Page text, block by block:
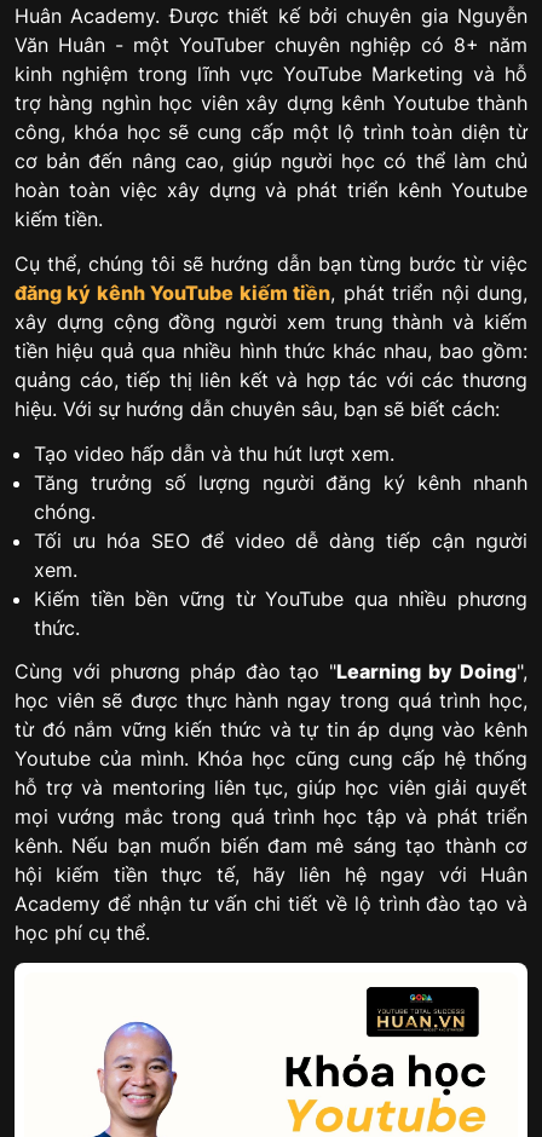
Huân Academy. Được thiết kế bởi chuyên gia Nguyễn
Văn Huân - một YouTuber chuyên nghiệp có 8+ năm
kinh nghiệm trong lĩnh vực YouTube Marketing và hỗ
trợ hàng nghìn học viên xây dựng kênh Youtube thành
công, khóa học sẽ cung cấp một lộ trình toàn diện từ
cơ bản đến nâng cao, giúp người học có thể làm chủ
hoàn toàn việc xây dựng và phát triển kênh Youtube
kiếm tiền.
Cụ thể, chúng tôi sẽ hướng dẫn bạn từng bước từ việc
đăng ký kênh YouTube kiếm tiền, phát triển nội dung,
xây dựng cộng đồng người xem trung thành và kiếm
tiền hiệu quả qua nhiều hình thức khác nhau, bao gồm:
quảng cáo, tiếp thị liên kết và hợp tác với các thương
hiệu. Với sự hướng dẫn chuyên sâu, bạn sẽ biết cách:
Tạo video hấp dẫn và thu hút lượt xem.
Tăng trưởng số lượng người đăng ký kênh nhanh
chóng.
Tối ưu hóa SEO để video dễ dàng tiếp cận người
xem.
Kiếm tiền bền vững từ YouTube qua nhiều phương
thức.
Cùng với phương pháp đào tạo "Learning by Doing",
học viên sẽ được thực hành ngay trong quá trình học,
từ đó nắm vững kiến thức và tự tin áp dụng vào kênh
Youtube của mình. Khóa học cũng cung cấp hệ thống
hỗ trợ và mentoring liên tục, giúp học viên giải quyết
mọi vướng mắc trong quá trình học tập và phát triển
kênh. Nếu bạn muốn biến đam mê sáng tạo thành cơ
hội kiếm tiền thực tế, hãy liên hệ ngay với Huân
Academy để nhận tư vấn chi tiết về lộ trình đào tạo và
học phí cụ thể.